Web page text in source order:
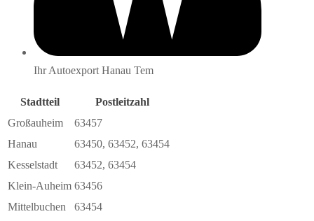
Ihr Autoexport Hanau Tem
Stadtteil
Postleitzahl
Großauheim
63457
Hanau
63450, 63452, 63454
Kesselstadt
63452, 63454
Klein-Auheim 63456
Mittelbuchen
63454